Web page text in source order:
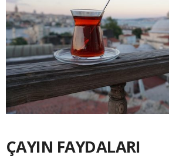
ÇAYIN FAYDALARI